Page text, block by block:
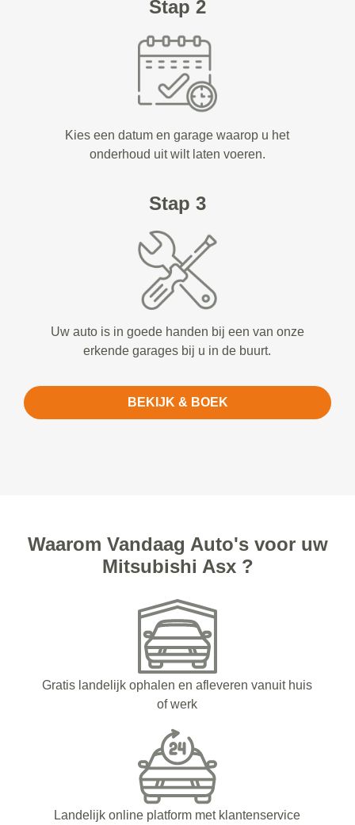
Stap 2
Kies een datum en garage waarop u het
onderhoud uit wilt laten voeren.
Stap 3
Uw auto is in goede handen bij een van onze
erkende garages bij u in de buurt.
BEKIJK & BOEK
Waarom Vandaag Auto's voor uw
Mitsubishi Asx ?
Gratis landelijk ophalen en afleveren vanuit huis
of werk
Landelijk online platform met klantenservice